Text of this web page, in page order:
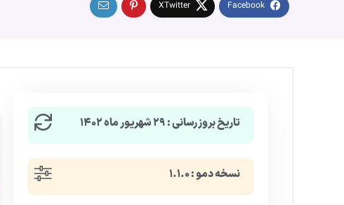
تاریخ بروزرسانی : ۲۹ شهریور ماه ۱۴۰۲
نسخه دمو : ۱.۱.۰